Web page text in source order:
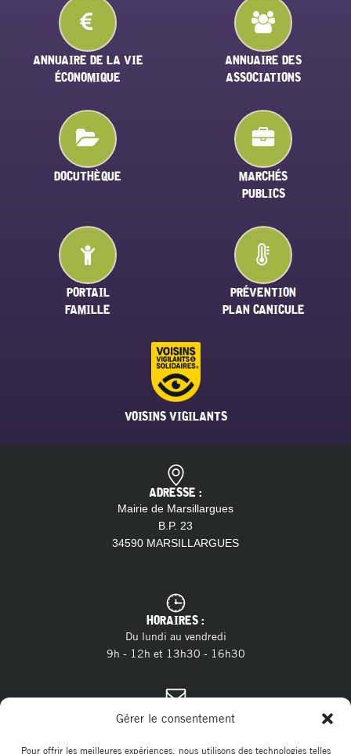
Gérer le consentement
Pour offrir les meilleures expériences, nous utilisons des technologies telles
ANNUAIRE DE LA VIE
ÉCONOMIQUE
ANNUAIRE DES
ASSOCIATIONS
DOCUTHÈQUE
MARCHÉS
PUBLICS
PORTAIL
FAMILLE
PRÉVENTION
PLAN CANICULE
VOISINS VIGILANTS
ADRESSE :
Mairie de Marsillargues
B.P. 23
34590 MARSILLARGUES
HORAIRES :
Du lundi au vendredi
9h - 12h et 13h30 - 16h30
CONTACT :
E-mail :contact@marsillargues.fr